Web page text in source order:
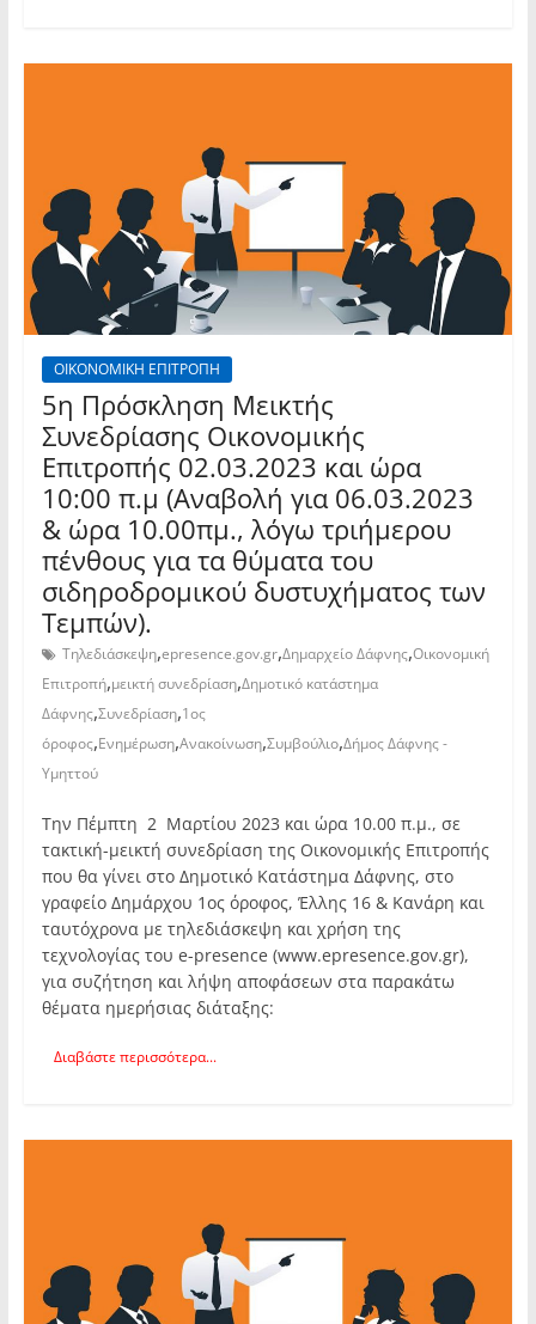
ΟΙΚΟΝΟΜΙΚΗ ΕΠΙΤΡΟΠΗ
5η Πρόσκληση Μεικτής
Συνεδρίασης Οικονομικής
Επιτροπής 02.03.2023 και ώρα
10:00 π.μ (Αναβολή για 06.03.2023
& ώρα 10.00πμ., λόγω τριήμερου
πένθους για τα θύματα του
σιδηροδρομικού δυστυχήματος των
Τεμπών).
Τηλεδιάσκεψη,epresence.gov.gr,Δημαρχείο Δάφνης,Οικονομική
Επιτροπή,μεικτή συνεδρίαση,Δημοτικό κατάστημα
Δάφνης,Συνεδρίαση,1ος
όροφος,Ενημέρωση,Ανακοίνωση,Συμβούλιο,Δήμος Δάφνης -
Υμηττού
Την Πέμπτη 2 Μαρτίου 2023 και ώρα 10.00 π.μ., σε
τακτική-μεικτή συνεδρίαση της Οικονομικής Επιτροπής
που θα γίνει στο Δημοτικό Κατάστημα Δάφνης, στο
γραφείο Δημάρχου 1ος όροφος, Έλλης 16 & Κανάρη και
ταυτόχρονα με τηλεδιάσκεψη και χρήση της
τεχνολογίας του e-presence (www.epresence.gov.gr),
για συζήτηση και λήψη αποφάσεων στα παρακάτω
θέματα ημερήσιας διάταξης:
Διαβάστε περισσότερα...